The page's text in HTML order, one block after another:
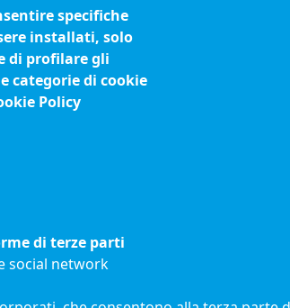
soddisfazione
specifiche
installati, solo
di profilare gli
categorie di cookie
Policy
di terze parti
social network